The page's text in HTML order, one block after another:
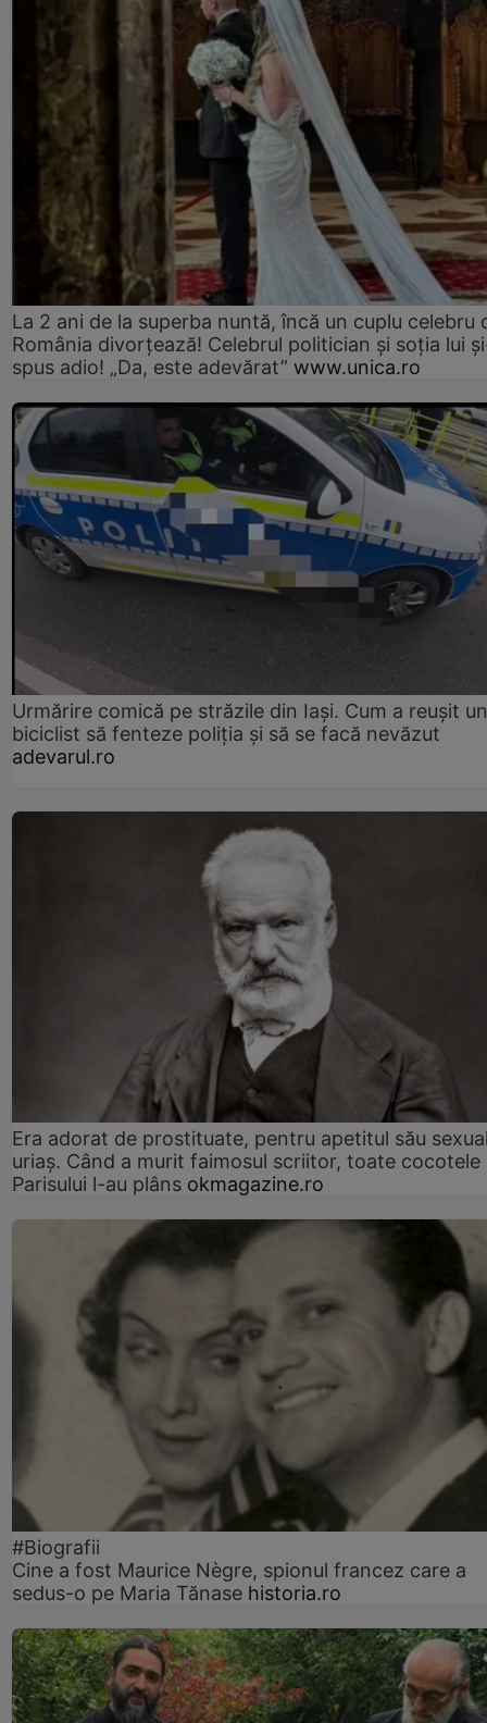
La 2 ani de la superba nuntă, încă un cuplu celebru
România divorțează! Celebrul politician și soția lui
spus adio! „Da, este adevărat” www.unica.ro
Urmărire comică pe străzile din Iași. Cum a reușit un
biciclist să fenteze poliția și să se facă nevăzut
adevarul.ro
Era adorat de prostituate, pentru apetitul său
uriaș. Când a murit faimosul scriitor, toate cocotele
Parisului l-au plâns okmagazine.ro
#Biografii
Cine a fost Maurice Nègre, spionul francez care a
sedus-o pe Maria Tănase historia.ro